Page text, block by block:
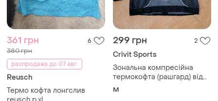
361 грн 6
380 грн
распродажа до 07 авг.
Reusch
Термо кофта лонгслив
299 грн 2
Crivit Sports
Зональна компресійна
термокофта (рашгард) від
німецького бренду crivit
M